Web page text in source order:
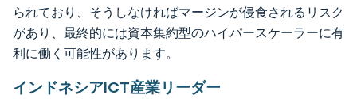
られており、そうしなければマージンが侵食されるリスク
があり、最終的には資本集約型のハイパースケーラーに有
利に働く可能性があります。
インドネシアICT産業リーダー